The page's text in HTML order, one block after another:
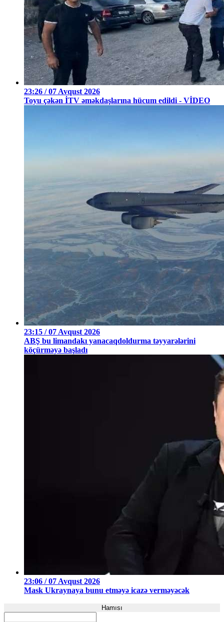
23:26 / 07 Avqust 2026
Toyu çəkən İTV əməkdaşlarına hücum edildi - VİDEO
23:15 / 07 Avqust 2026
ABŞ bu limandakı yanacaqdoldurma təyyarələrini
köçürməyə başladı
23:06 / 07 Avqust 2026
Mask Ukraynaya bunu etməyə icazə verməyəcək
Hamısı